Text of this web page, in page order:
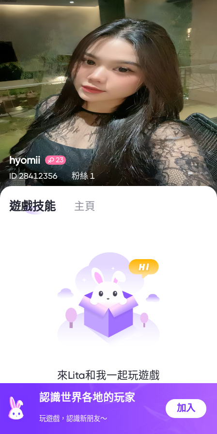
hyomii 23
ID 28412356 粉絲 1
遊戲技能 主頁
來Lita和我一起玩遊戲
認識世界各地的玩家
玩遊戲，認識新朋友～
加入